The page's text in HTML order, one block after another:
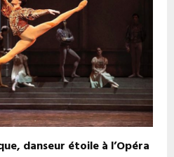
danseur étoile à l’Opéra